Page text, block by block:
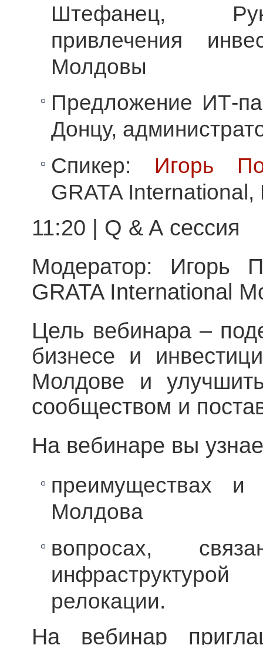
Штефанец,
привлечения
Молдовы
Предложение ИТ-
Донцу,
Спикер: Игорь
GRATA
11:20 | Q & A сессия
Модератор: Игорь
GRATA International
Цель вебинара –
бизнесе и
Молдове и
сообществом и
На вебинаре вы
преимуществах и
Молдова
вопросах,
релокации.
На вебинар